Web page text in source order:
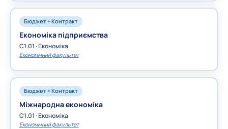
Бюджет + Контракт
Економіка підприємства
C1.01 · Економіка
Економічний факультет
Бюджет + Контракт
Міжнародна економіка
C1.01 · Економіка
Економічний факультет